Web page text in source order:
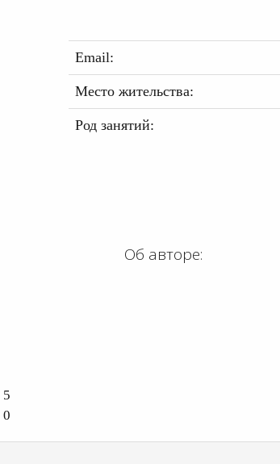
Email:
Место жительства:
Род занятий:
Об авторе:
5
0